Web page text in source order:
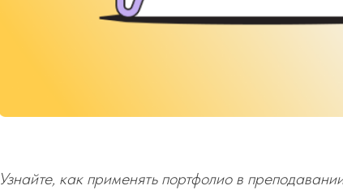
Узнайте, как применять портфолио в